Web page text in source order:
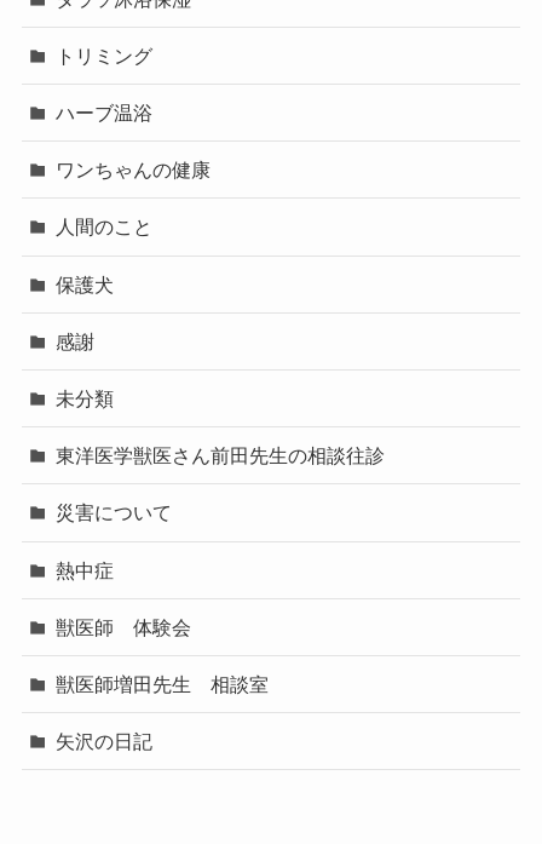
トリミング
ハーブ温浴
ワンちゃんの健康
人間のこと
保護犬
感謝
未分類
東洋医学獣医さん前田先生の相談往診
災害について
熱中症
獣医師 体験会
獣医師増田先生 相談室
矢沢の日記